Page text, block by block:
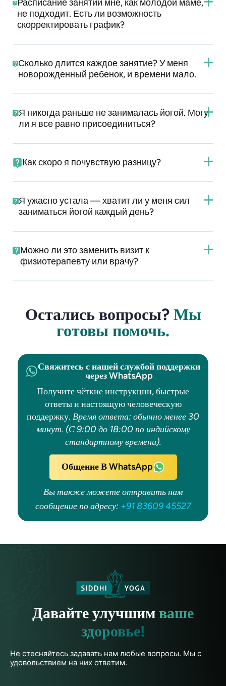
Расписание занятий мне, как молодой маме,
не подходит. Есть ли возможность
скорректировать график?
Сколько длится каждое занятие? У меня
новорожденный ребенок, и времени мало.
Я никогда раньше не занималась йогой. Могу
ли я все равно присоединиться?
Как скоро я почувствую разницу?
Я ужасно устала — хватит ли у меня сил
заниматься йогой каждый день?
Можно ли это заменить визит к
физиотерапевту или врачу?
Остались вопросы? Мы
готовы помочь.
Свяжитесь с нашей службой поддержки
через WhatsApp
Получите чёткие инструкции, быстрые
ответы и настоящую человеческую
поддержку. Время ответа: обычно менее 30
минут. (С 9:00 до 18:00 по индийскому
стандартному времени).
Общение В WhatsApp
Вы также можете отправить нам
сообщение по адресу: +91 83609 45527
Давайте улучшимваше
здоровье!
Не стесняйтесь задавать нам любые вопросы. Мы с
удовольствием на них ответим.